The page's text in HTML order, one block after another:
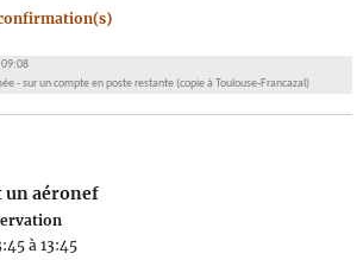
09:08
- sur un compte en poste restante (copie à Toulouse-Francazal)
un aéronef
à 13:45